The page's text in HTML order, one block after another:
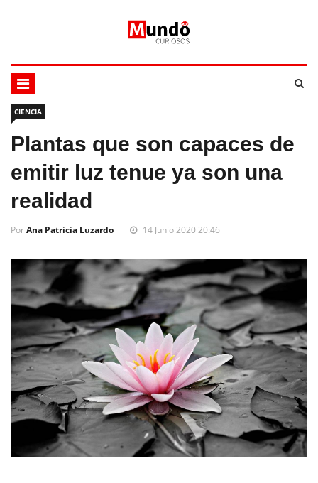
CIENCIA
Plantas que son capaces de
emitir luz tenue ya son una
realidad
PorAna Patricia Luzardo 14 Junio 2020 20:46